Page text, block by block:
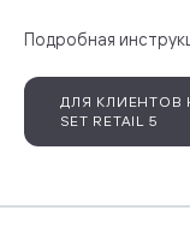
Подробная
ДЛЯ КЛИЕНТОВ
SET RETAIL 5